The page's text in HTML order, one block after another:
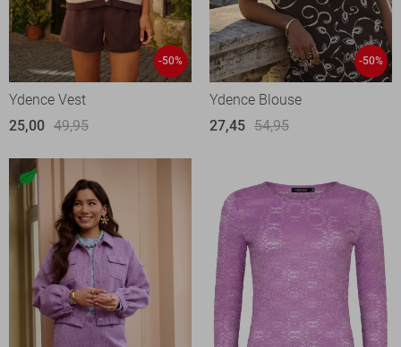
-50%
Ydence Vest
25,00 49,95
-50%
Ydence Blouse
27,45 54,95